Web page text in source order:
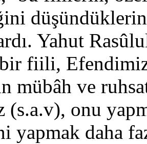
Yahut
fiili, Efendimiz
mübâh ve
(s.a.v), onu
yapmak daha